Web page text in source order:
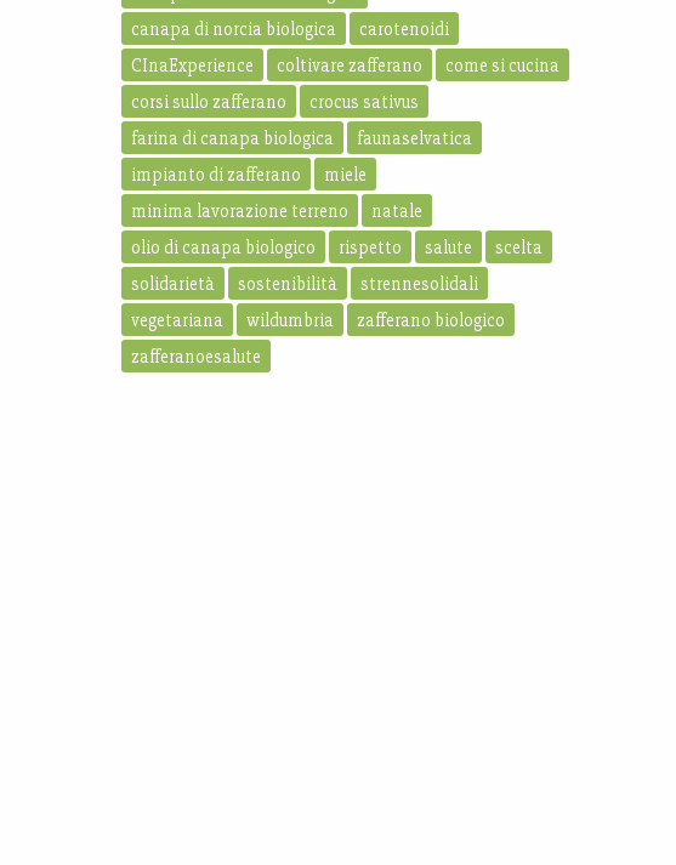
canapa di norcia biologica
carotenoidi
CInaExperience
coltivare zafferano
come si cucina
corsi sullo zafferano
crocus sativus
farina di canapa biologica
faunaselvatica
impianto di zafferano
miele
minima lavorazione terreno
natale
olio di canapa biologico
rispetto salute
scelta
solidarietà
sostenibilità
strennesolidali
vegetariana
wildumbria
zafferano biologico
zafferanoesalute